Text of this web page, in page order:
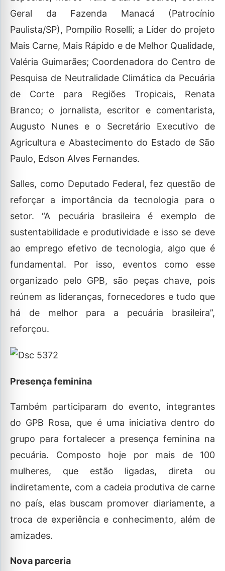
Geral da Fazenda Manacá (Patrocínio
Paulista/SP), Pompílio Roselli; a Líder do projeto
Mais Carne, Mais Rápido e de Melhor Qualidade,
Valéria Guimarães; Coordenadora do Centro de
Pesquisa de Neutralidade Climática da Pecuária
de Corte para Regiões Tropicais, Renata
Branco; o jornalista, escritor e comentarista,
Augusto Nunes e o Secretário Executivo de
Agricultura e Abastecimento do Estado de São
Paulo, Edson Alves Fernandes.
Salles, como Deputado Federal, fez questão de
reforçar a importância da tecnologia para o
setor. “A pecuária brasileira é exemplo de
sustentabilidade e produtividade e isso se deve
ao emprego efetivo de tecnologia, algo que é
fundamental. Por isso, eventos como esse
organizado pelo GPB, são peças chave, pois
reúnem as lideranças, fornecedores e tudo que
há de melhor para a pecuária brasileira”,
reforçou.
Presença feminina
Também participaram do evento, integrantes
do GPB Rosa, que é uma iniciativa dentro do
grupo para fortalecer a presença feminina na
pecuária. Composto hoje por mais de 100
mulheres, que estão ligadas, direta ou
indiretamente, com a cadeia produtiva de carne
no país, elas buscam promover diariamente, a
troca de experiência e conhecimento, além de
amizades.
Nova parceria